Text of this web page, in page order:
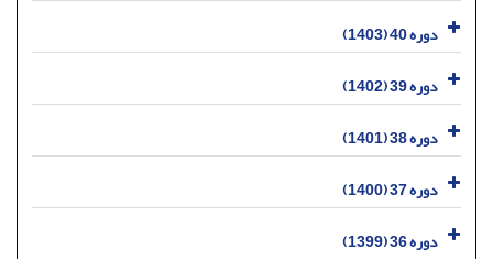
دوره 40 (1403)
دوره 39 (1402)
دوره 38 (1401)
دوره 37 (1400)
دوره 36 (1399)